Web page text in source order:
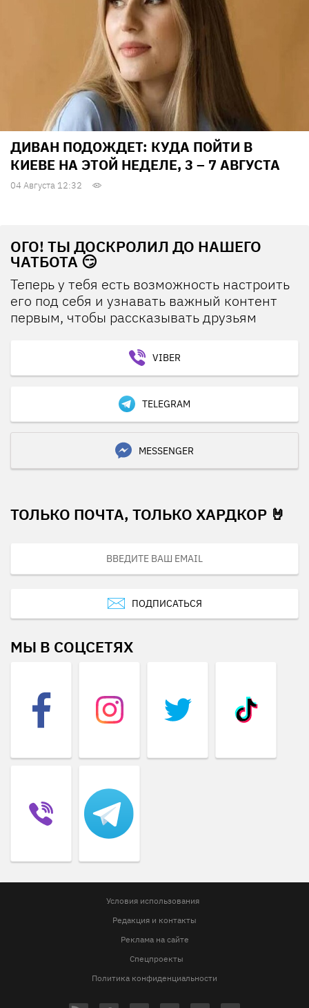
ДИВАН ПОДОЖДЕТ: КУДА ПОЙТИ В
КИЕВЕ НА ЭТОЙ НЕДЕЛЕ, 3 – 7 АВГУСТА
04 Августа 12:32
ОГО! ТЫ ДОСКРОЛИЛ ДО НАШЕГО
ЧАТБОТА 😏
Теперь у тебя есть возможность настроить
его под себя и узнавать важный контент
первым, чтобы рассказывать друзьям
VIBER
TELEGRAM
MESSENGER
ТОЛЬКО ПОЧТА, ТОЛЬКО ХАРДКОР 🤘
ПОДПИСАТЬСЯ
МЫ В СОЦСЕТЯХ
Условия использования
Редакция и контакты
Реклама на сайте
Спецпроекты
Политика конфиденциальности